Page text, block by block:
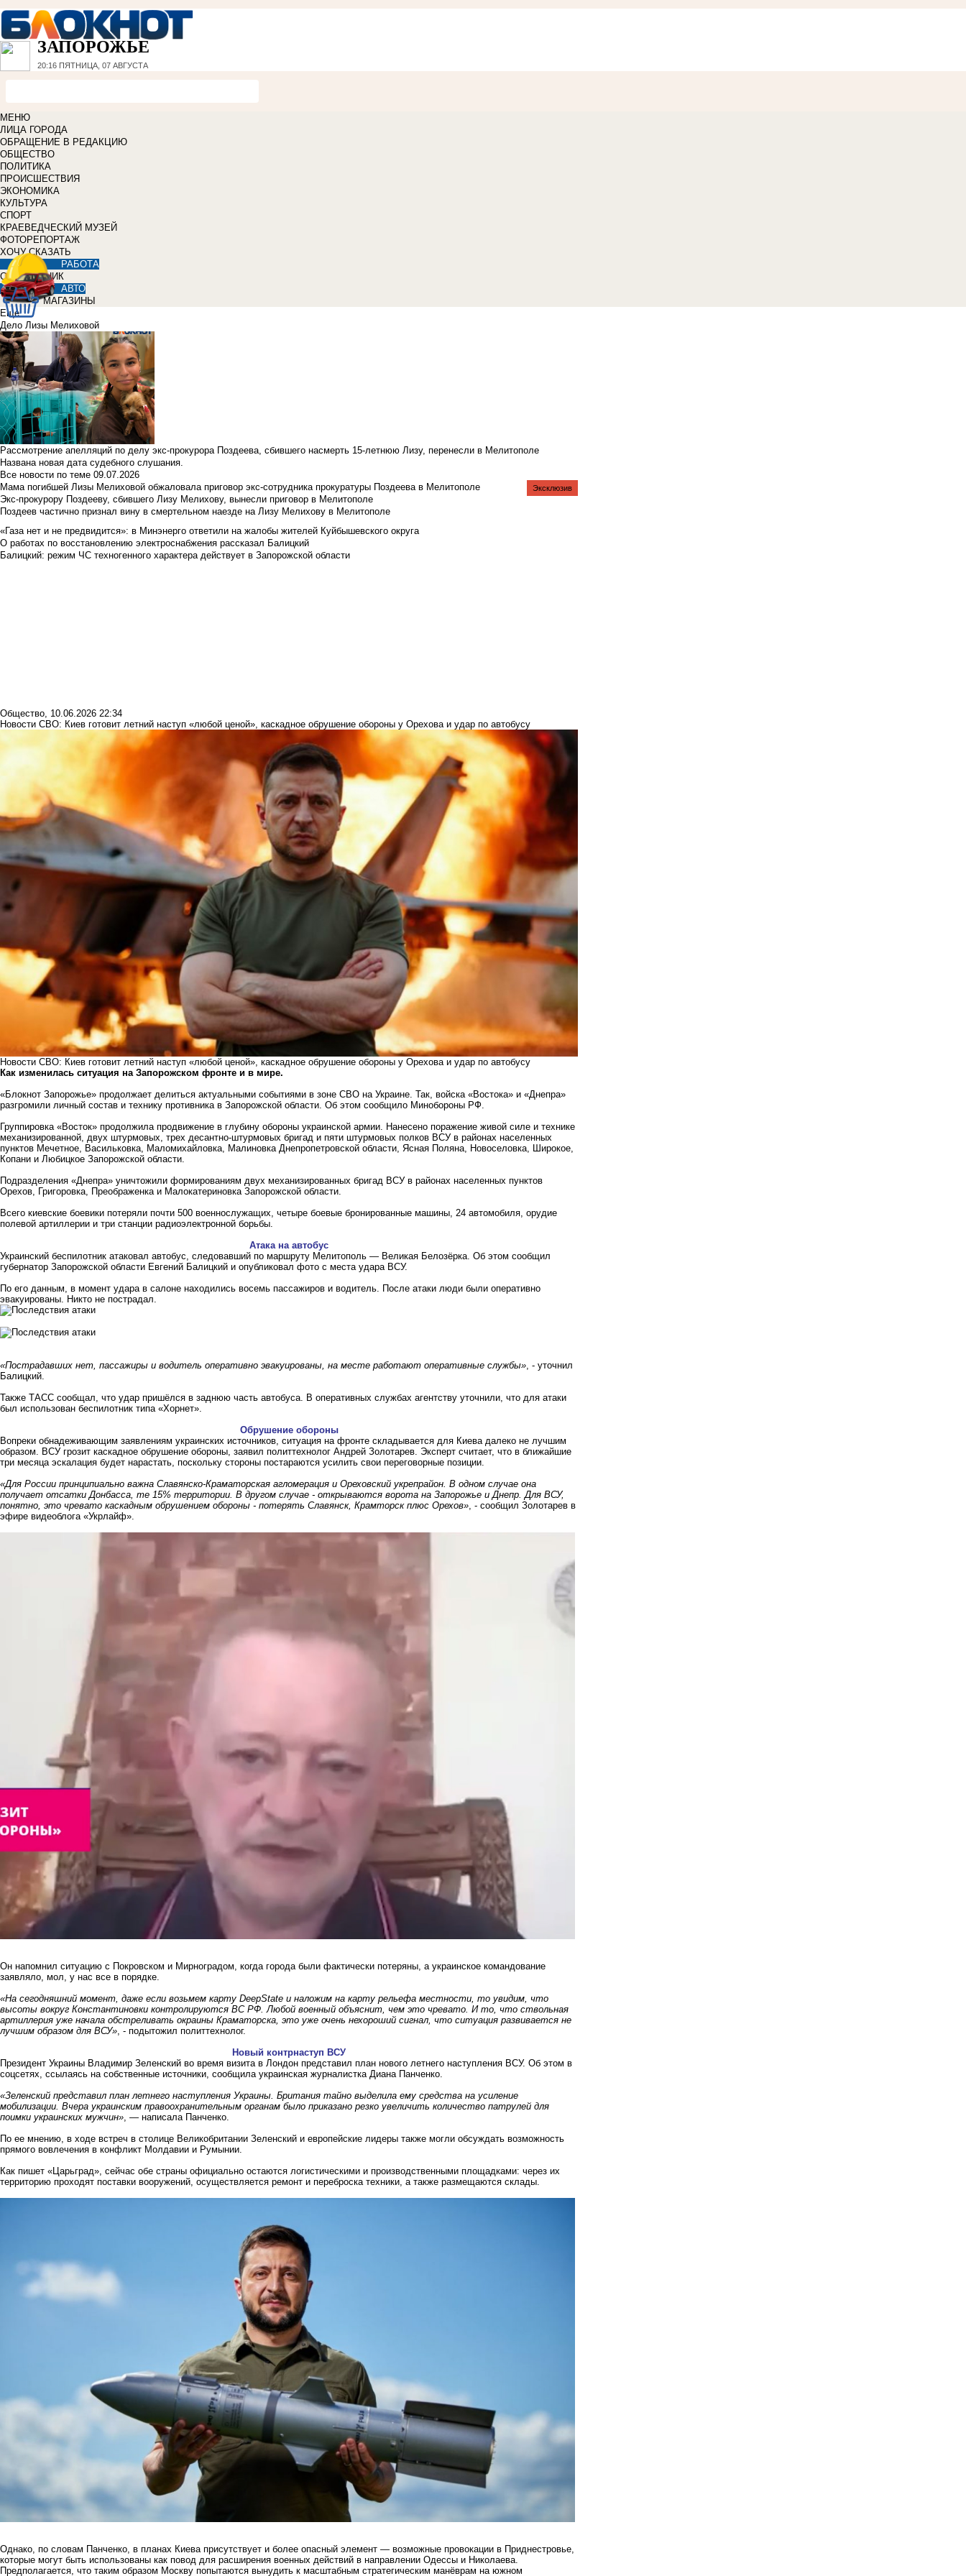
ЗАПОРОЖЬЕ
20:16 ПЯТНИЦА, 07 АВГУСТА
МЕНЮ
ЛИЦА ГОРОДА
ОБРАЩЕНИЕ В РЕДАКЦИЮ
ОБЩЕСТВО
ПОЛИТИКА
ПРОИСШЕСТВИЯ
ЭКОНОМИКА
КУЛЬТУРА
СПОРТ
КРАЕВЕДЧЕСКИЙ МУЗЕЙ
ФОТОРЕПОРТАЖ
ХОЧУ СКАЗАТЬ
РАБОТА
СПРАВОЧНИК
АВТО
МАГАЗИНЫ
Еще
Дело Лизы Мелиховой
Рассмотрение апелляций по делу экс-прокурора Поздеева, сбившего насмерть 15-летнюю Лизу, перенесли в Мелитополе
Названа новая дата судебного слушания.
Все новости по теме 09.07.2026
Мама погибшей Лизы Мелиховой обжаловала приговор экс-сотрудника прокуратуры Поздеева в Мелитополе
Экс-прокурору Поздееву, сбившего Лизу Мелихову, вынесли приговор в Мелитополе
Поздеев частично признал вину в смертельном наезде на Лизу Мелихову в Мелитополе
«Газа нет и не предвидится»: в Минэнерго ответили на жалобы жителей Куйбышевского округа
Эксклюзив
О работах по восстановлению электроснабжения рассказал Балицкий
Балицкий: режим ЧС техногенного характера действует в Запорожской области
Общество, 10.06.2026 22:34
Новости СВО: Киев готовит летний наступ «любой ценой», каскадное обрушение обороны у Орехова и удар по автобусу
Новости СВО: Киев готовит летний наступ «любой ценой», каскадное обрушение обороны у Орехова и удар по автобусу
Как изменилась ситуация на Запорожском фронте и в мире.
«Блокнот Запорожье» продолжает делиться актуальными событиями в зоне СВО на Украине. Так, войска «Востока» и «Днепра»
разгромили личный состав и технику противника в Запорожской области. Об этом сообщило Минобороны РФ.
Группировка «Восток» продолжила продвижение в глубину обороны украинской армии. Нанесено поражение живой силе и технике
механизированной, двух штурмовых, трех десантно-штурмовых бригад и пяти штурмовых полков ВСУ в районах населенных
пунктов Мечетное, Васильковка, Маломихайловка, Малиновка Днепропетровской области, Ясная Поляна, Новоселовка, Широкое,
Копани и Любицкое Запорожской области.
Подразделения «Днепра» уничтожили формированиям двух механизированных бригад ВСУ в районах населенных пунктов
Орехов, Григоровка, Преображенка и Малокатериновка Запорожской области.
Всего киевские боевики потеряли почти 500 военнослужащих, четыре боевые бронированные машины, 24 автомобиля, орудие
полевой артиллерии и три станции радиоэлектронной борьбы.
Атака на автобус
Украинский беспилотник атаковал автобус, следовавший по маршруту Мелитополь — Великая Белозёрка. Об этом сообщил
губернатор Запорожской области Евгений Балицкий и опубликовал фото с места удара ВСУ.
По его данным, в момент удара в салоне находились восемь пассажиров и водитель. После атаки люди были оперативно
эвакуированы. Никто не пострадал.
«Пострадавших нет, пассажиры и водитель оперативно эвакуированы, на месте работают оперативные службы», - уточнил
Балицкий.
Также ТАСС сообщал, что удар пришёлся в заднюю часть автобуса. В оперативных службах агентству уточнили, что для атаки
был использован беспилотник типа «Хорнет».
Обрушение обороны
Вопреки обнадеживающим заявлениям украинских источников, ситуация на фронте складывается для Киева далеко не лучшим
образом. ВСУ грозит каскадное обрушение обороны, заявил политтехнолог Андрей Золотарев. Эксперт считает, что в ближайшие
три месяца эскалация будет нарастать, поскольку стороны постараются усилить свои переговорные позиции.
«Для России принципиально важна Славянско-Краматорская агломерация и Ореховский укрепрайон. В одном случае она
получает отсатки Донбасса, те 15% территории. В другом случае - открываются ворота на Запорожье и Днепр. Для ВСУ,
понятно, это чревато каскадным обрушением обороны - потерять Славянск, Крамторск плюс Орехов», - сообщил Золотарев в
эфире видеоблога «Укрлайф».
Он напомнил ситуацию с Покровском и Мирноградом, когда города были фактически потеряны, а украинское командование
заявляло, мол, у нас все в порядке.
«На сегодняшний момент, даже если возьмем карту DeepState и наложим на карту рельефа местности, то увидим, что
высоты вокруг Константиновки контролируются ВС РФ. Любой военный объяснит, чем это чревато. И то, что ствольная
артиллерия уже начала обстреливать окраины Краматорска, это уже очень нехороший сигнал, что ситуация развивается не
лучшим образом для ВСУ», - подытожил политтехнолог.
Новый контрнаступ ВСУ
Президент Украины Владимир Зеленский во время визита в Лондон представил план нового летнего наступления ВСУ. Об этом в
соцсетях, ссылаясь на собственные источники, сообщила украинская журналистка Диана Панченко.
«Зеленский представил план летнего наступления Украины. Британия тайно выделила ему средства на усиление
мобилизации. Вчера украинским правоохранительным органам было приказано резко увеличить количество патрулей для
поимки украинских мужчин», — написала Панченко.
По ее мнению, в ходе встреч в столице Великобритании Зеленский и европейские лидеры также могли обсуждать возможность
прямого вовлечения в конфликт Молдавии и Румынии.
Как пишет «Царьград», сейчас обе страны официально остаются логистическими и производственными площадками: через их
территорию проходят поставки вооружений, осуществляется ремонт и переброска техники, а также размещаются склады.
Однако, по словам Панченко, в планах Киева присутствует и более опасный элемент — возможные провокации в Приднестровье,
которые могут быть использованы как повод для расширения военных действий в направлении Одессы и Николаева.
Предполагается, что таким образом Москву попытаются вынудить к масштабным стратегическим манёврам на южном